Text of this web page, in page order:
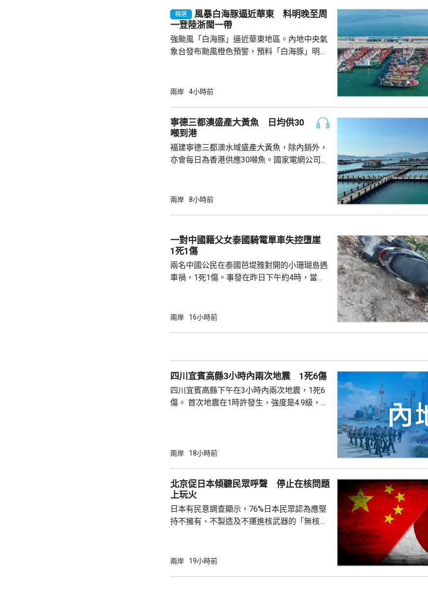
精選
風暴白海豚逼近華東 料明晚至周
一登陸浙閩一帶
強颱風「白海豚」逼近華東地區。內地中央氣
象台發布颱風橙色預警，預料「白海豚」明晚
級，陣風15至17級；浙江、上海、江蘇等地，
區仍有暴雨，部分地區累計雨量可達200至
400毫米，浙江東部局部更將超過600毫米。
上海市氣象台指，「白海豚...
兩岸 4小時前
寧德三都澳盛產大黃魚 日均供30
噸到港
福建寧德三都澳水域盛產大黃魚，除內銷外，
亦會每日為香港供應30噸魚。國家電網公司就
萬 要求研發大黃魚人工繁殖技術 福建位於中
的港灣，其中6個是深水港，包括廈門港和三
都澳等。 在三都澳，有漁民看中當地水質、水
流和水溫適合，設...
兩岸 8小時前
一對中國籍父女泰國騎電單車失控墮崖
1死1傷
兩名中國公民在泰國芭堤雅對開的小珊瑚島遇
車禍，1死1傷。事發在昨日下午約4時，當地
歲父親當場死亡，年約30歲的女兒受傷送院救
者，妥善保存死者遺體。使館已聯繫死者在國
內的親屬，將為家屬在泰國善後提...
兩岸 16小時前
四川宜賓高縣3小時內兩次地震 1死6傷
四川宜賓高縣下午在3小時內兩次地震，1死6
傷。 首次地震在1時許發生，強度是4.9級，4
部緊急調集17支救援力量合共180多人救災。
張有序進行，當地社會秩序穩定。
兩岸 18小時前
北京促日本傾聽民眾呼聲 停止在核問題
上玩火
日本有民意調查顯示，76%日本民眾認為應堅
持不擁有、不製造及不運進核武器的「無核三
言人林劍回應指，民調結果充分反映日本主流
兩岸 19小時前